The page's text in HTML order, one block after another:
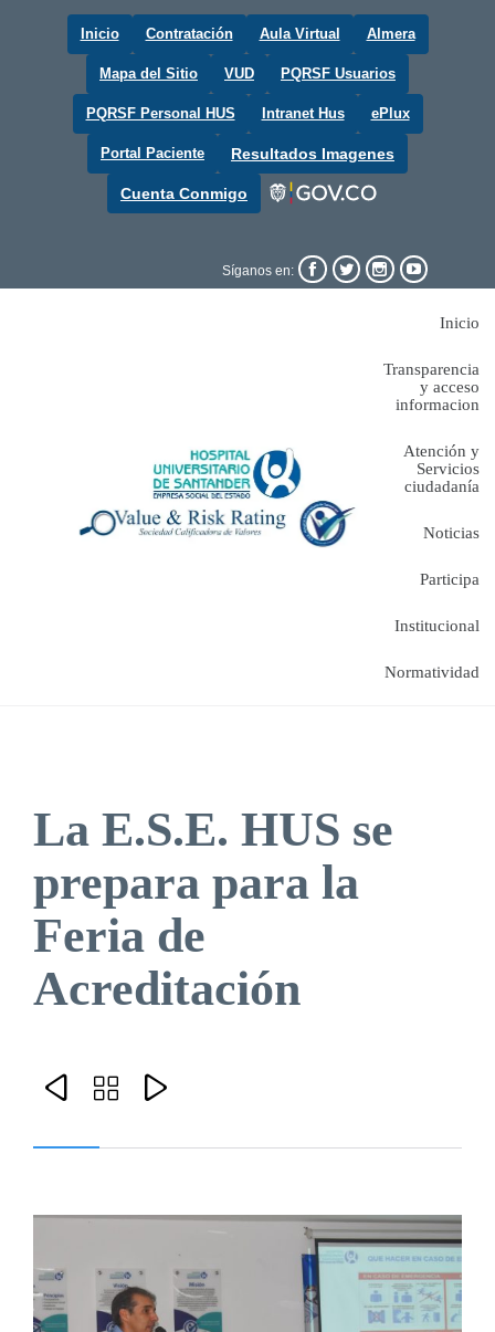
Inicio Contratación Aula Virtual Almera
Mapa del Sitio VUD PQRSF Usuarios
PQRSF Personal HUS Intranet Hus ePlux
Portal Paciente Resultados Imagenes
Cuenta Conmigo
Síganos en:    
Inicio
Transparencia
y acceso
informacion
Atención y
Servicios
ciudadanía
Noticias
Participa
Institucional
Normatividad
La E.S.E. HUS se
prepara para la
Feria de
Acreditación
  